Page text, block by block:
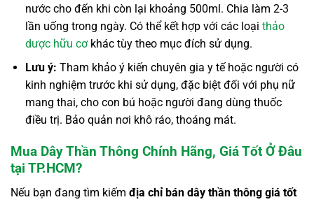
nước cho đến khi còn lại khoảng 500ml. Chia làm 2-3
lần uống trong ngày. Có thể kết hợp với các loại thảo
dược hữu cơkhác tùy theo mục đích sử dụng.
Lưu ý: Tham khảo ý kiến chuyên gia y tế hoặc người có
kinh nghiệm trước khi sử dụng, đặc biệt đối với phụ nữ
mang thai, cho con bú hoặc người đang dùng thuốc
điều trị. Bảo quản nơi khô ráo, thoáng mát.
Mua Dây Thần Thông Chính Hãng, Giá Tốt Ở Đâu
tại TP.HCM?
Nếu bạn đang tìm kiếm địa chỉ bán dây thần thông giá tốt